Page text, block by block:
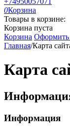
0Корзина
Товары в корзине:
Корзина пуста
Корзина Оформить
Главная/Карта
Карта
Информация